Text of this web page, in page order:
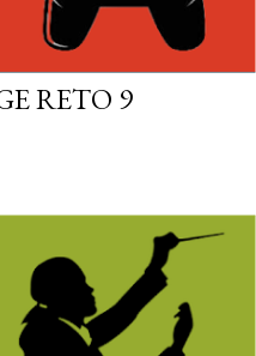
RETO 9